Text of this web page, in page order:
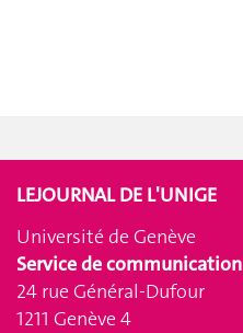
LEJOURNAL DE L'UNIGE
Université de Genève
Service de communication
24 rue Général-Dufour
1211 Genève 4